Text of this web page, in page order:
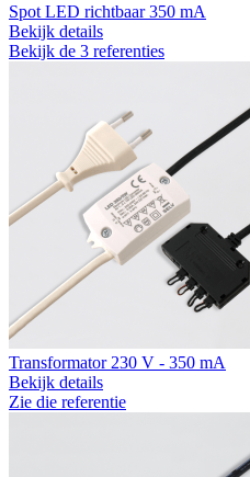
Spot LED richtbaar 350 mA
Bekijk details
Bekijk de 3 referenties
Transformator 230 V - 350 mA
Bekijk details
Zie die referentie